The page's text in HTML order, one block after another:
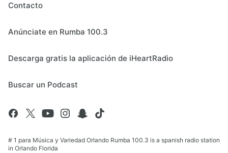
Contacto
Anúnciate en Rumba 100.3
Descarga gratis la aplicación de iHeartRadio
Buscar un Podcast
# 1 para Música y Variedad Orlando Rumba 100.3 is a spanish radio station
in Orlando Florida